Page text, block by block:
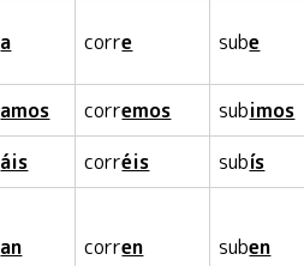
a corre sube
amos corremos subimos
áis corréis subís
an corren suben